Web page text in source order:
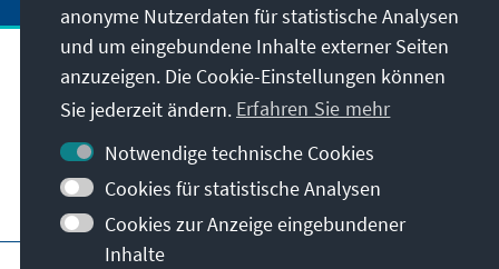
Anschrift
Kontakt
Besuchen Sie auch
anonyme Nutzerdaten für statistische Analysen
und um eingebundene Inhalte externer Seiten
anzuzeigen. Die Cookie-Einstellungen können
Sie jederzeit ändern. Erfahren Sie mehr
Notwendige technische Cookies
Cookies für statistische Analysen
Cookies zur Anzeige eingebundener
Inhalte